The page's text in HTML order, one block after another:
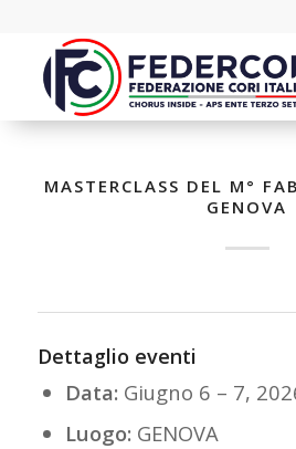
MASTERCLASS DEL M°
GENOVA
Dettaglio eventi
Data: Giugno 6 – 7,
Luogo: GENOVA